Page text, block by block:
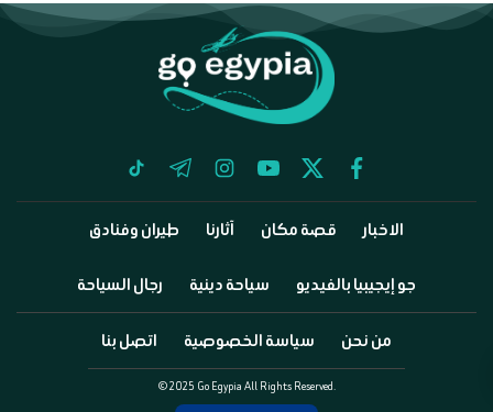
facebook
twitter
youtube
instagram
telegram
tiktok
الاخبار قصة مكان آثارنا طيران وفنادق
جو إيجيبيا بالفيديو سياحة دينية رجال السياحة
من نحن سياسة الخصوصية اتصل بنا
©2025 Go Egypia All Rights Reserved.